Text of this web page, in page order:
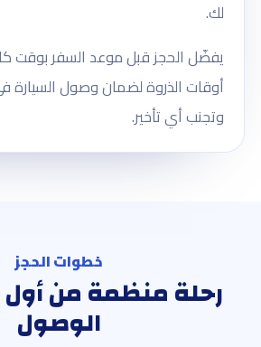
لك.
يفضّل الحجز قبل موعد السفر
أوقات الذروة لضمان وصول السيارة
وتجنب أي تأخير.
خطوات الحجز
رحلة منظمة من
الوصول